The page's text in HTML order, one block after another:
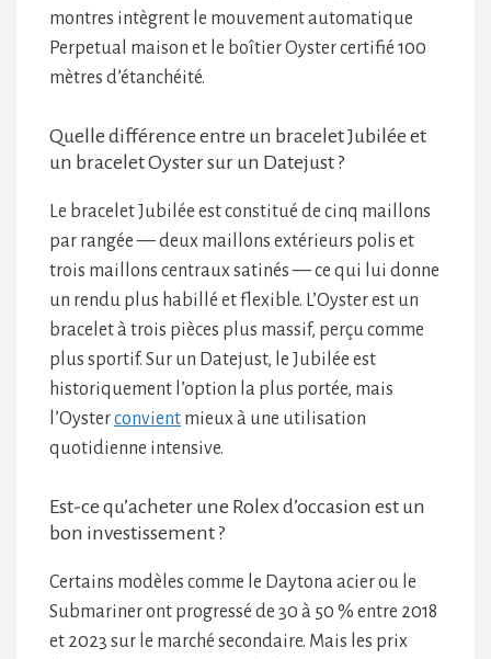
montres intègrent le mouvement automatique
Perpetual maison et le boîtier Oyster certifié 100
mètres d’étanchéité.
Quelle différence entre un bracelet Jubilée et
un bracelet Oyster sur un Datejust ?
Le bracelet Jubilée est constitué de cinq maillons
par rangée — deux maillons extérieurs polis et
trois maillons centraux satinés — ce qui lui donne
un rendu plus habillé et flexible. L’Oyster est un
bracelet à trois pièces plus massif, perçu comme
plus sportif. Sur un Datejust, le Jubilée est
historiquement l’option la plus portée, mais
l’Oysterconvient mieux à une utilisation
quotidienne intensive.
Est-ce qu’acheter une Rolex d’occasion est un
bon investissement ?
Certains modèles comme le Daytona acier ou le
Submariner ont progressé de 30 à 50 % entre 2018
et 2023 sur le marché secondaire. Mais les prix